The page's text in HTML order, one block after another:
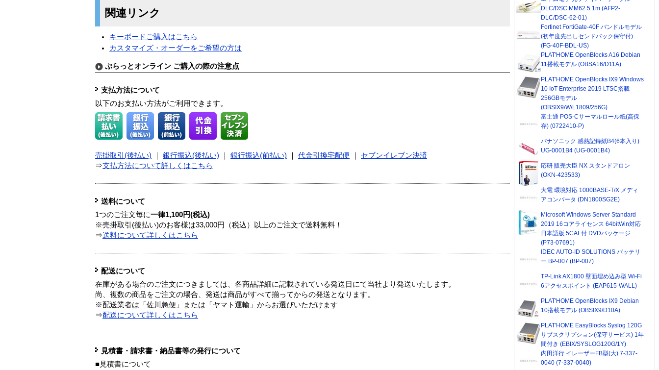
関連リンク
キーボードご購入はこちら
カスタマイズ・オーダーをご希望の方は
ぷらっとオンライン ご購入の際の注意点
支払方法について
以下のお支払い方法がご利用できます。
売掛取引(後払い) 銀行振込(後払い) 銀行振込(前払い) 代金引換宅配便
セブンイレブン決済
⇒支払方法について詳しくはこちら
送料について
1つのご注文毎に一律1,100円(税込)
※売掛取引(後払い)のお客様は33,000円（税込）以上のご注文で送料無料！
⇒送料について詳しくはこちら
配送について
在庫がある場合のご注文につきましては、各商品詳細に記載されている発送日にて当社より発送いたします。
尚、複数の商品をご注文の場合、発送は商品がすべて揃ってからの発送となります。
※配送業者は「佐川急便」または「ヤマト運輸」からお選びいただけます
⇒配送について詳しくはこちら
見積書・請求書・納品書等の発行について
■見積書について
DLC/DSC MM62.5 1m (AFP2-
DLC/DSC-62-01)
Fortinet FortiGate-40F バンドルモデル
(初年度先出しセンドバック保守付)
(FG-40F-BDL-US)
PLAT'HOME OpenBlocks A16 Debian
11搭載モデル (OBSA16/D11A)
PLAT'HOME OpenBlocks IX9 Windows
10 IoT Enterprise 2019 LTSC搭載
256GBモデル
(OBSIX9/W/L1809/256G)
富士通 POS-Cサーマルロール紙(高保
存) (0722410-P)
パナソニック 感熱記録紙B4(6本入り)
UG-0001B4 (UG-0001B4)
応研 販売大臣 NX スタンドアロン
(OKN-423533)
大電 環境対応 1000BASE-T/X メディ
アコンバータ (DN1800SG2E)
Microsoft Windows Server Standard
2019 16コアライセンス 64bitWin対応
日本語版 5CAL付 DVDパッケージ
(P73-07691)
IDEC AUTO-ID SOLUTIONS バッテリ
ー BP-007 (BP-007)
TP-Link AX1800 壁面埋め込み型 Wi-Fi
6アクセスポイント (EAP615-WALL)
PLAT'HOME OpenBlocks IX9 Debian
10搭載モデル (OBSIX9/D10A)
PLAT'HOME EasyBlocks Syslog 120G
サブスクリプション(保守サービス) 1年
間付き (EBIX/SYSLOG120G/1Y)
内田洋行 イレーザーFB型(大) 7-337-
0040 (7-337-0040)